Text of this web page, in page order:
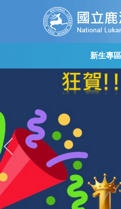
要
新生專區